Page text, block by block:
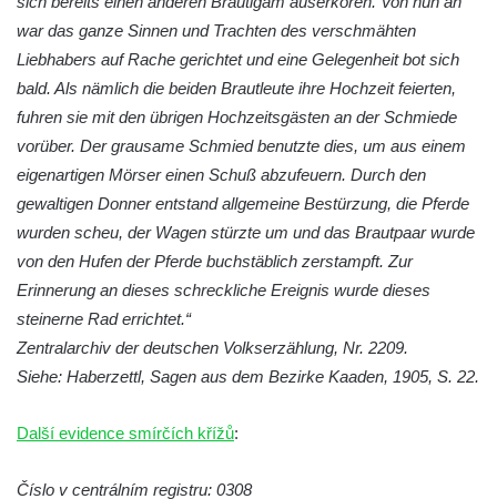
war das ganze Sinnen und Trachten des verschmähten
Liebhabers auf Rache gerichtet und eine Gelegenheit bot sich
bald. Als nämlich die beiden Brautleute ihre Hochzeit feierten,
fuhren sie mit den übrigen Hochzeitsgästen an der Schmiede
vorüber. Der grausame Schmied benutzte dies, um aus einem
eigenartigen Mörser einen Schuß abzufeuern. Durch den
gewaltigen Donner entstand allgemeine Bestürzung, die Pferde
wurden scheu, der Wagen stürzte um und das Brautpaar wurde
von den Hufen der Pferde buchstäblich zerstampft. Zur
Erinnerung an dieses schreckliche Ereignis wurde dieses
steinerne Rad errichtet.“
Zentralarchiv der deutschen Volkserzählung, Nr. 2209.
Siehe: Haberzettl, Sagen aus dem Bezirke Kaaden, 1905, S. 22.
Další evidence smírčích křížů:
Číslo v centrálním registru: 0308